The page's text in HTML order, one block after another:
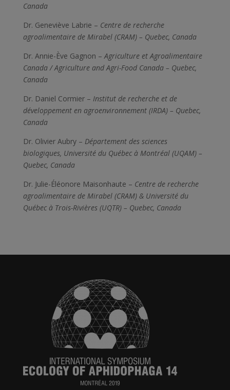
Canada
Dr. Geneviève Labrie – Centre de recherche
agroalimentaire de Mirabel (CRAM)– Quebec, Canada
Dr. Annie-Ève Gagnon –Agriculture et Agroalimentaire
Canada / Agriculture and Agri-Food Canada– Quebec,
Canada
Dr. Daniel Cormier – Institut de recherche et de
développement en agroenvironnement (IRDA)– Quebec,
Canada
Dr. Olivier Aubry – Département des sciences
biologiques, Université du Québec à Montréal (UQAM)–
Quebec, Canada
Dr. Julie-Éléonore Maisonhaute – Centre de recherche
agroalimentaire de Mirabel (CRAM) & Université du
Québec à Trois-Rivières (UQTR)– Quebec, Canada